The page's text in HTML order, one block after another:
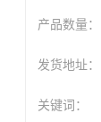
产品数量：
发货地址：
关键词：